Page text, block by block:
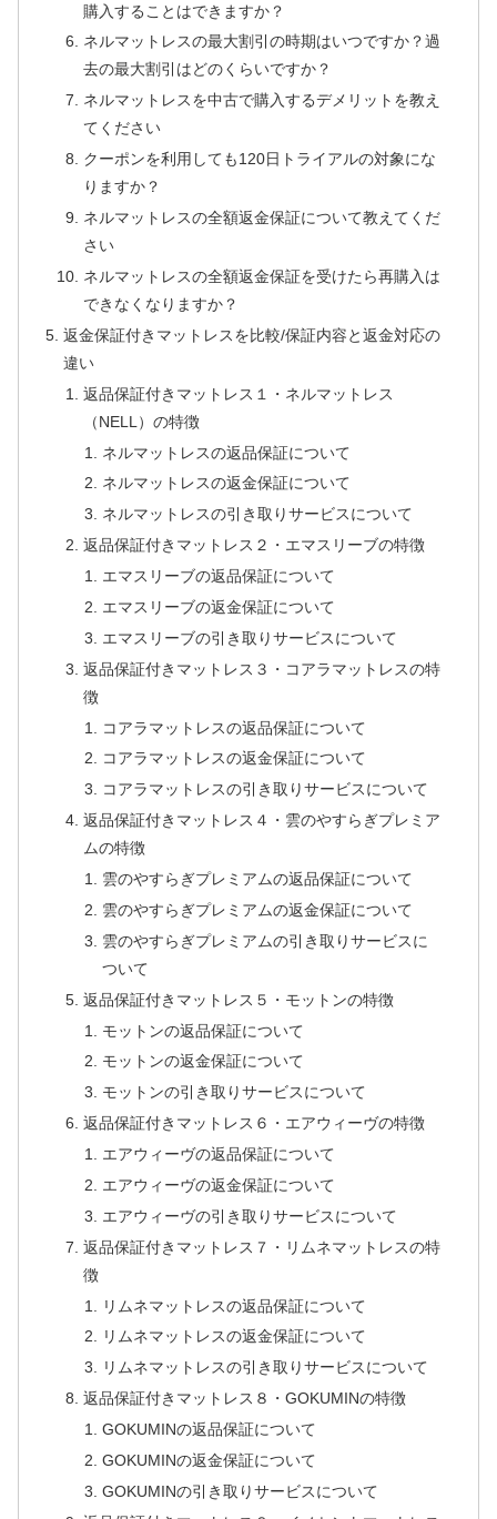
購入することはできますか？
ネルマットレスの最大割引の時期はいつですか？過
去の最大割引はどのくらいですか？
ネルマットレスを中古で購入するデメリットを教え
てください
クーポンを利用しても120日トライアルの対象にな
りますか？
ネルマットレスの全額返金保証について教えてくだ
さい
ネルマットレスの全額返金保証を受けたら再購入は
できなくなりますか？
返金保証付きマットレスを比較/保証内容と返金対応の
違い
返品保証付きマットレス１・ネルマットレス
（NELL）の特徴
ネルマットレスの返品保証について
ネルマットレスの返金保証について
ネルマットレスの引き取りサービスについて
返品保証付きマットレス２・エマスリーブの特徴
エマスリーブの返品保証について
エマスリーブの返金保証について
エマスリーブの引き取りサービスについて
返品保証付きマットレス３・コアラマットレスの特
徴
コアラマットレスの返品保証について
コアラマットレスの返金保証について
コアラマットレスの引き取りサービスについて
返品保証付きマットレス４・雲のやすらぎプレミア
ムの特徴
雲のやすらぎプレミアムの返品保証について
雲のやすらぎプレミアムの返金保証について
雲のやすらぎプレミアムの引き取りサービスに
ついて
返品保証付きマットレス５・モットンの特徴
モットンの返品保証について
モットンの返金保証について
モットンの引き取りサービスについて
返品保証付きマットレス６・エアウィーヴの特徴
エアウィーヴの返品保証について
エアウィーヴの返金保証について
エアウィーヴの引き取りサービスについて
返品保証付きマットレス７・リムネマットレスの特
徴
リムネマットレスの返品保証について
リムネマットレスの返金保証について
リムネマットレスの引き取りサービスについて
返品保証付きマットレス８・GOKUMINの特徴
GOKUMINの返品保証について
GOKUMINの返金保証について
GOKUMINの引き取りサービスについて